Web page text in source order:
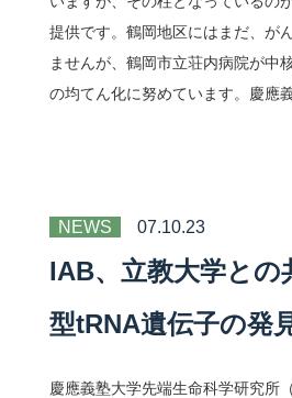
教育
ア
提供です。鶴岡地区にはまだ、が
ませんが、鶴岡市立荘内病院が中
の均てん化に努めています。慶應義
NEWS 07.10.23
IAB、立教大学との
型tRNA遺伝子の発
慶應義塾大学先端生命科学研究所